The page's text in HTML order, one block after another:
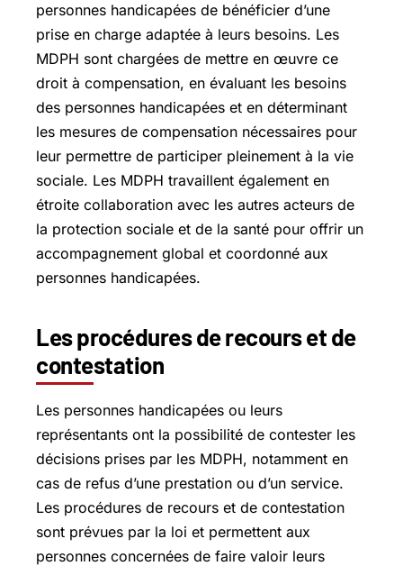
personnes handicapées de bénéficier d’une
prise en charge adaptée à leurs besoins. Les
MDPH sont chargées de mettre en œuvre ce
droit à compensation, en évaluant les besoins
des personnes handicapées et en déterminant
les mesures de compensation nécessaires pour
leur permettre de participer pleinement à la vie
sociale. Les MDPH travaillent également en
étroite collaboration avec les autres acteurs de
la protection sociale et de la santé pour offrir un
accompagnement global et coordonné aux
personnes handicapées.
Les procédures de recours et de
contestation
Les personnes handicapées ou leurs
représentants ont la possibilité de contester les
décisions prises par les MDPH, notamment en
cas de refus d’une prestation ou d’un service.
Les procédures de recours et de contestation
sont prévues par la loi et permettent aux
personnes concernées de faire valoir leurs